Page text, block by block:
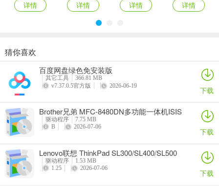
详情
详情
详情
详情
奥睿科PAS3062-2E/PAS3062-2S/PAS3064-2S2E系列扩展卡驱动
详情
Canon佳能 PowerShot A310 WIA驱动
详情
AMD Mobility Radeon HD 2000/HD 3000/HD 4000/HD 5000系列移动显卡催化剂驱动
映泰Hi-Fi H77S 5.x主板BIOS
猜你喜欢
百度网盘绿色免安装版
其它工具
366.81 MB
v7.37.0.5官方版
2026-06-19 下载
Brother兄弟 MFC-8480DN多功能一体机ISIS
驱动
驱动程序
7.75 MB
B
2026-07-06 下载
Lenovo联想 ThinkPad SL300/SL400/SL500
笔记本BIOS
驱动程序
1.53 MB
1.25
2026-07-06 下载